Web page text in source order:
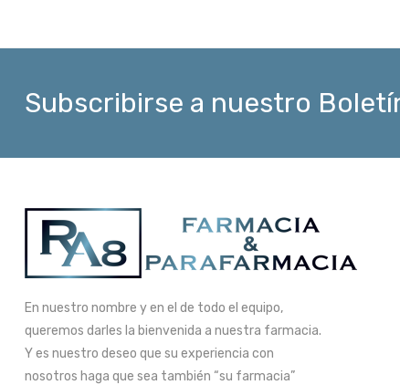
Subscribirse a nuestro
En nuestro nombre y en el de todo el equipo,
queremos darles la bienvenida a nuestra farmacia.
Y es nuestro deseo que su experiencia con
nosotros haga que sea también “su farmacia”